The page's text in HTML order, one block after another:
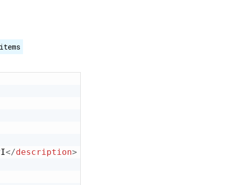
</description>